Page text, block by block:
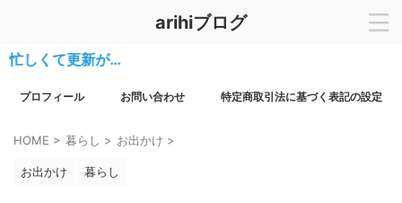
arihiブログ
て更新が…
プロフィール お問い合わせ 特定商取引法に基づく表記の設定
HOME > 暮らし > お出かけ >
お出かけ 暮らし